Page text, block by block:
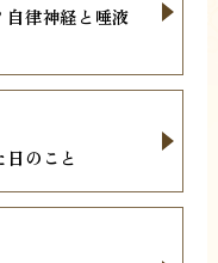
自律神経と唾液
のこと